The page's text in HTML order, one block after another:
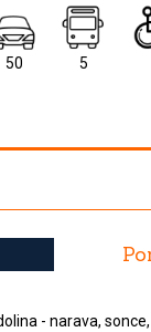
50 5
- narava, sonce,